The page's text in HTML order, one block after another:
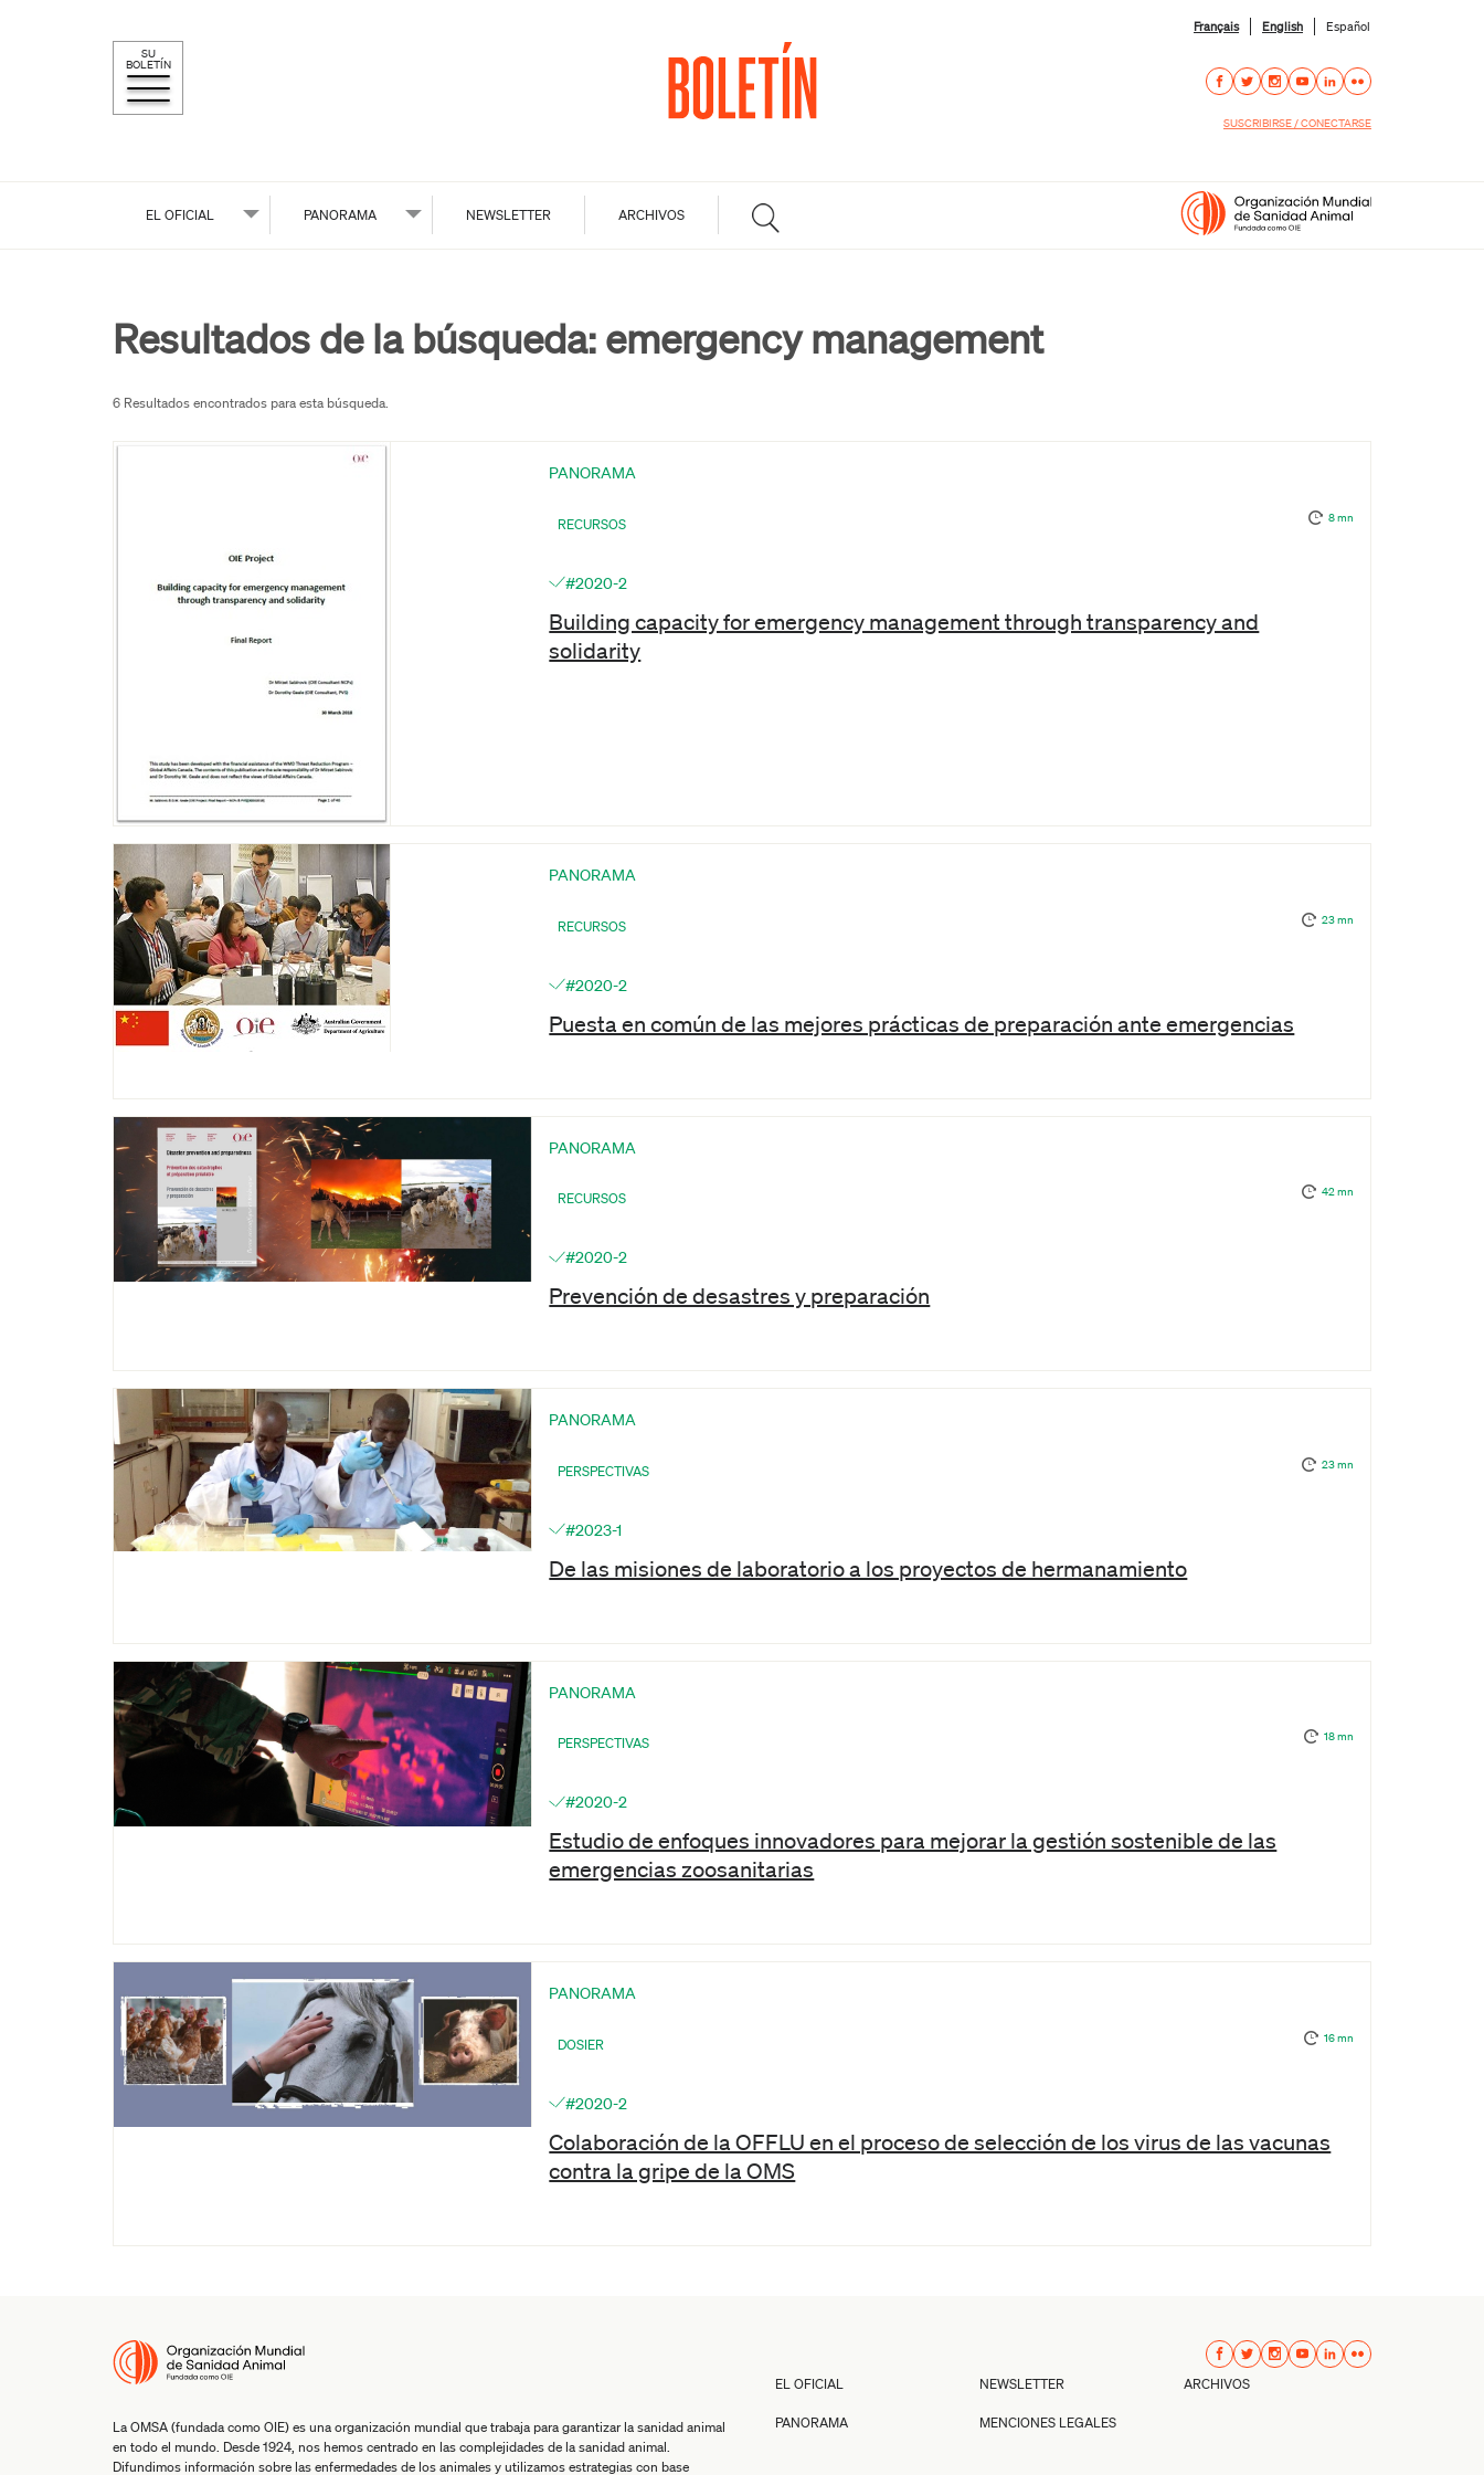
SU
BOLETÍN
Français English Español
SUSCRIBIRSE / CONECTARSE
EL OFICIAL PANORAMA NEWSLETTER ARCHIVOS
Resultados de la búsqueda: emergency management
6 Resultados encontrados para esta búsqueda.
PANORAMA
RECURSOS 8 mn
#2020-2
Building capacity for emergency management through transparency and
solidarity
PANORAMA
RECURSOS 23 mn
#2020-2
Puesta en común de las mejores prácticas de preparación ante emergencias
PANORAMA
RECURSOS 42 mn
#2020-2
Prevención de desastres y preparación
PANORAMA
PERSPECTIVAS 23 mn
#2023-1
De las misiones de laboratorio a los proyectos de hermanamiento
PANORAMA
PERSPECTIVAS 18 mn
#2020-2
Estudio de enfoques innovadores para mejorar la gestión sostenible de las
emergencias zoosanitarias
PANORAMA
DOSIER 16 mn
#2020-2
Colaboración de la OFFLU en el proceso de selección de los virus de las vacunas
contra la gripe de la OMS
La OMSA (fundada como OIE) es una organización mundial que trabaja para garantizar la sanidad animal
en todo el mundo. Desde 1924, nos hemos centrado en las complejidades de la sanidad animal.
Difundimos información sobre las enfermedades de los animales y utilizamos estrategias con base
EL OFICIAL NEWSLETTER ARCHIVOS
PANORAMA MENCIONES LEGALES